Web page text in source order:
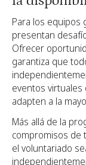
Para los equipos
presentan
Ofrecer
garantiza que
eventos virtuales
adapten a la
Más allá de la
compromisos de
el voluntariado